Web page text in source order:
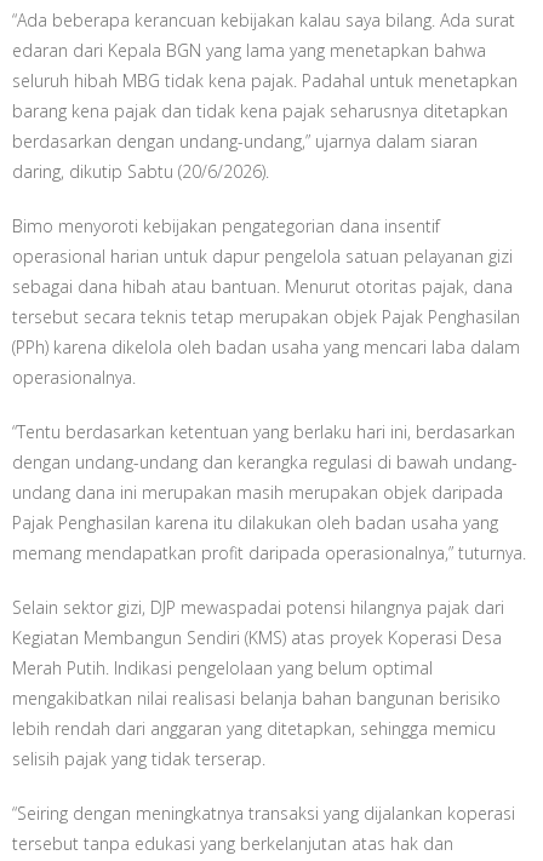
“Ada beberapa kerancuan kebijakan kalau saya bilang. Ada surat
edaran dari Kepala BGN yang lama yang menetapkan bahwa
seluruh hibah MBG tidak kena pajak. Padahal untuk menetapkan
barang kena pajak dan tidak kena pajak seharusnya ditetapkan
berdasarkan dengan undang-undang,” ujarnya dalam siaran
daring, dikutip Sabtu (20/6/2026).
Bimo menyoroti kebijakan pengategorian dana insentif
operasional harian untuk dapur pengelola satuan pelayanan gizi
sebagai dana hibah atau bantuan. Menurut otoritas pajak, dana
tersebut secara teknis tetap merupakan objek Pajak Penghasilan
(PPh) karena dikelola oleh badan usaha yang mencari laba dalam
operasionalnya.
“Tentu berdasarkan ketentuan yang berlaku hari ini, berdasarkan
dengan undang-undang dan kerangka regulasi di bawah undang-
undang dana ini merupakan masih merupakan objek daripada
Pajak Penghasilan karena itu dilakukan oleh badan usaha yang
memang mendapatkan profit daripada operasionalnya,” tuturnya.
Selain sektor gizi, DJP mewaspadai potensi hilangnya pajak dari
Kegiatan Membangun Sendiri (KMS) atas proyek Koperasi Desa
Merah Putih. Indikasi pengelolaan yang belum optimal
mengakibatkan nilai realisasi belanja bahan bangunan berisiko
lebih rendah dari anggaran yang ditetapkan, sehingga memicu
selisih pajak yang tidak terserap.
“Seiring dengan meningkatnya transaksi yang dijalankan koperasi
tersebut tanpa edukasi yang berkelanjutan atas hak dan